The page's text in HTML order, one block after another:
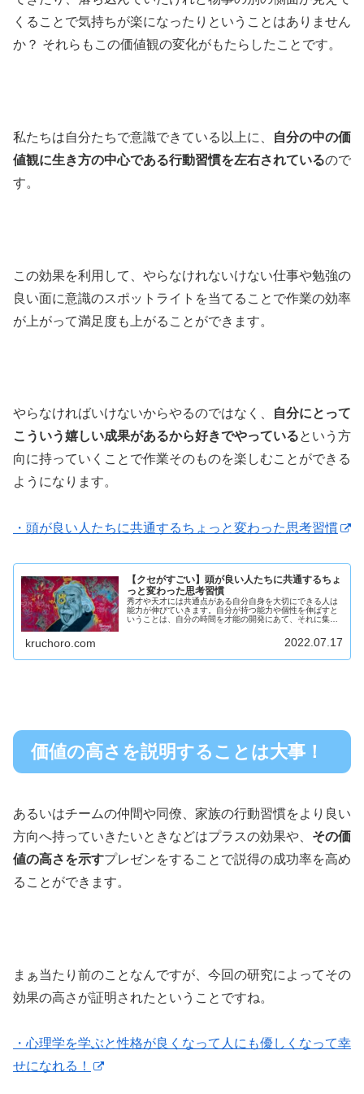
くることで気持ちが楽になったりということはありません
か？ それらもこの価値観の変化がもたらしたことです。
私たちは自分たちで意識できている以上に、
自分の中の価
値観に生き方の中心である行動習慣を左右されているので
す。
この効果を利用して、やらなけれないけない仕事や勉強の
良い面に意識のスポットライトを当てることで作業の効率
が上がって満足度も上がることができます。
やらなければいけないからやるのではなく、
自分にとって
こういう嬉しい成果があるから好きでやっているという方
向に持っていくことで作業そのものを楽しむことができる
ようになります。
・頭が良い人たちに共通するちょっと変わった思考習慣
【クセがすごい】頭が良い人たちに共通するちょ
っと変わった思考習慣
秀才や天才には共通点がある自分自身を大切にできる人は
能力が伸びていきます。自分が持つ能力や個性を伸ばすと
いうことは、自分の時間を才能の開発にあて、それに集中
kruchoro.com 2022.07.17
価値の高さを説明することは大事！
あるいはチームの仲間や同僚、家族の行動習慣をより良い
方向へ持っていきたいときなどはプラスの効果や、 その価
値の高さを示すプレゼンをすることで説得の成功率を高め
ることができます。
まぁ当たり前のことなんですが、今回の研究によってその
効果の高さが証明されたということですね。
・心理学を学ぶと性格が良くなって人にも優しくなって幸
せになれる！